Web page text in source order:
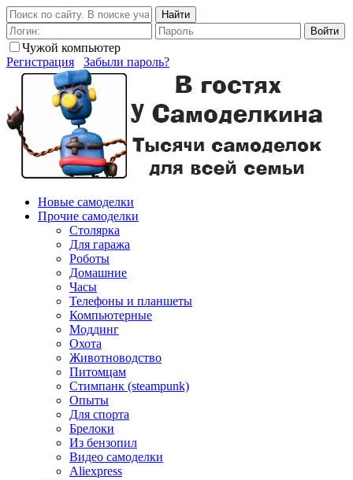
Найти
Войти
Чужой компьютер
Регистрация
Забыли пароль?
Новые самоделки
Прочие самоделки
Столярка
Для гаража
Роботы
Домашние
Часы
Телефоны и планшеты
Компьютерные
Моддинг
Охота
Животноводство
Питомцам
Стимпанк (steampunk)
Опыты
Для спорта
Брелоки
Из бензопил
Видео самоделки
Aliexpress